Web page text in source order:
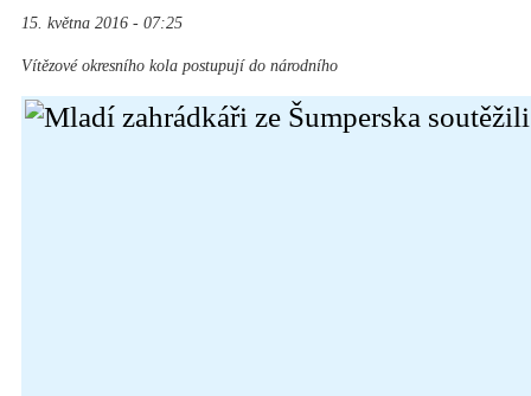
15. května 2016 - 07:25
Vítězové okresního kola postupují do národního